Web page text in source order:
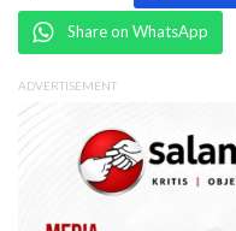
Share on WhatsApp
ADVERTISEMENT